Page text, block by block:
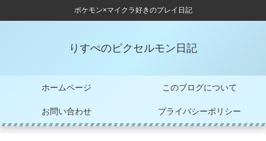
ポケモン×マイクラ好きのプレイ日記
りすぺのピクセルモン日記
ホームページ このブログについて
お問い合わせ プライバシーポリシー